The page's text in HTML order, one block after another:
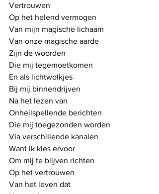
Vertrouwen
Op het helend vermogen
Van mijn magische lichaam
Van onze magische aarde
Zijn de woorden
Die mij tegemoetkomen
En als lichtwolkjes
Bij mij binnendrijven
Na het lezen van
Onheilspellende berichten
Die mij toegezonden worden
Via verschillende kanalen
Want ik kies ervoor
Om mij te blijven richten
Op het vertrouwen
Van het leven dat